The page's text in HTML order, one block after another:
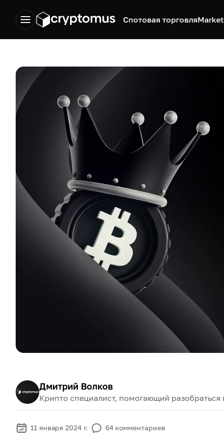
Спотовая торговля
Дмитрий Волков
Крипто специалист, помогающий
11 января 2024 г. 64 комментариев